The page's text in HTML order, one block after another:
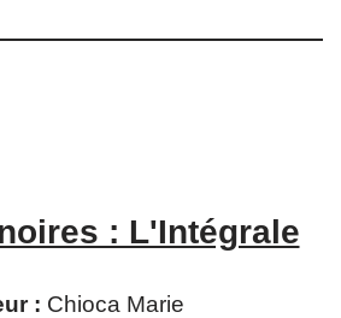
: L'Intégrale
: Chioca Marie